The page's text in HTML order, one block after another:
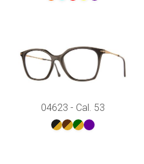
04623 - Cal. 53